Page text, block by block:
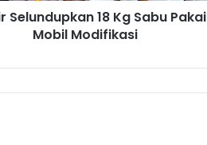
Selundupkan 18 Kg Sabu Pakai
Mobil Modifikasi